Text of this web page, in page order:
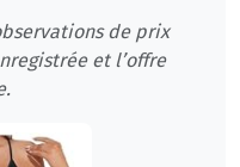
de prix
et l’offre